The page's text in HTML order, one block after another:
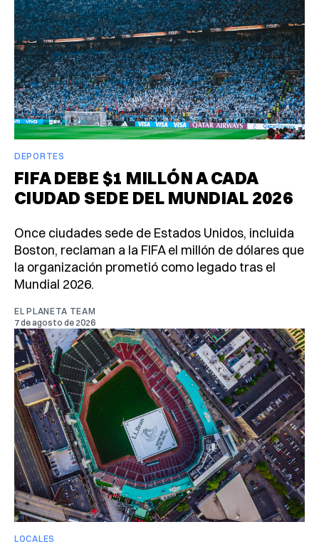
DEPORTES
FIFA DEBE $1 MILLÓN A CADA
CIUDAD SEDE DEL MUNDIAL 2026
Once ciudades sede de Estados Unidos, incluida
Boston, reclaman a la FIFA el millón de dólares que
la organización prometió como legado tras el
Mundial 2026.
EL PLANETA TEAM
7 de agosto de 2026
LOCALES